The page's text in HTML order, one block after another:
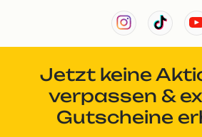
Jetzt keine
verpassen &
Gutscheine